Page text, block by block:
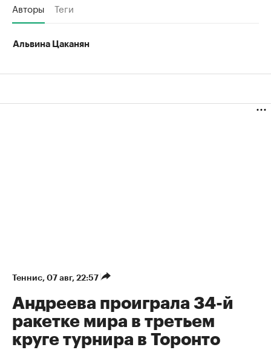
Авторы Теги
Альвина Цаканян
Теннис⁠, 07 авг, 22:57
Андреева проиграла 34-й
ракетке мира в третьем
круге турнира в Торонто